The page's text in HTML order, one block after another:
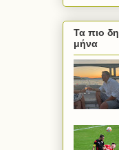
Τα πιο
μήνα